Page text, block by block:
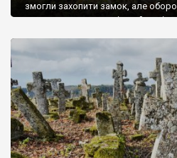
змогли захопити замок, але
поховали на цвинтарі, який тоді
ньому чимало хрестів 19 століття,